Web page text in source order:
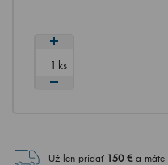
ks
Už len pridať 150€ a máte